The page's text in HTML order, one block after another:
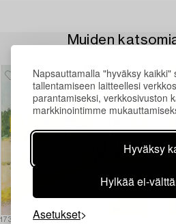
Napsauttamalla "hyväksy kaikki"
tallentamiseen laitteellesi
parantamiseksi, verkkosivuston
markkinointimme
Hyväksy
Hylkää ei-
Asetukset
Muiden
1732169